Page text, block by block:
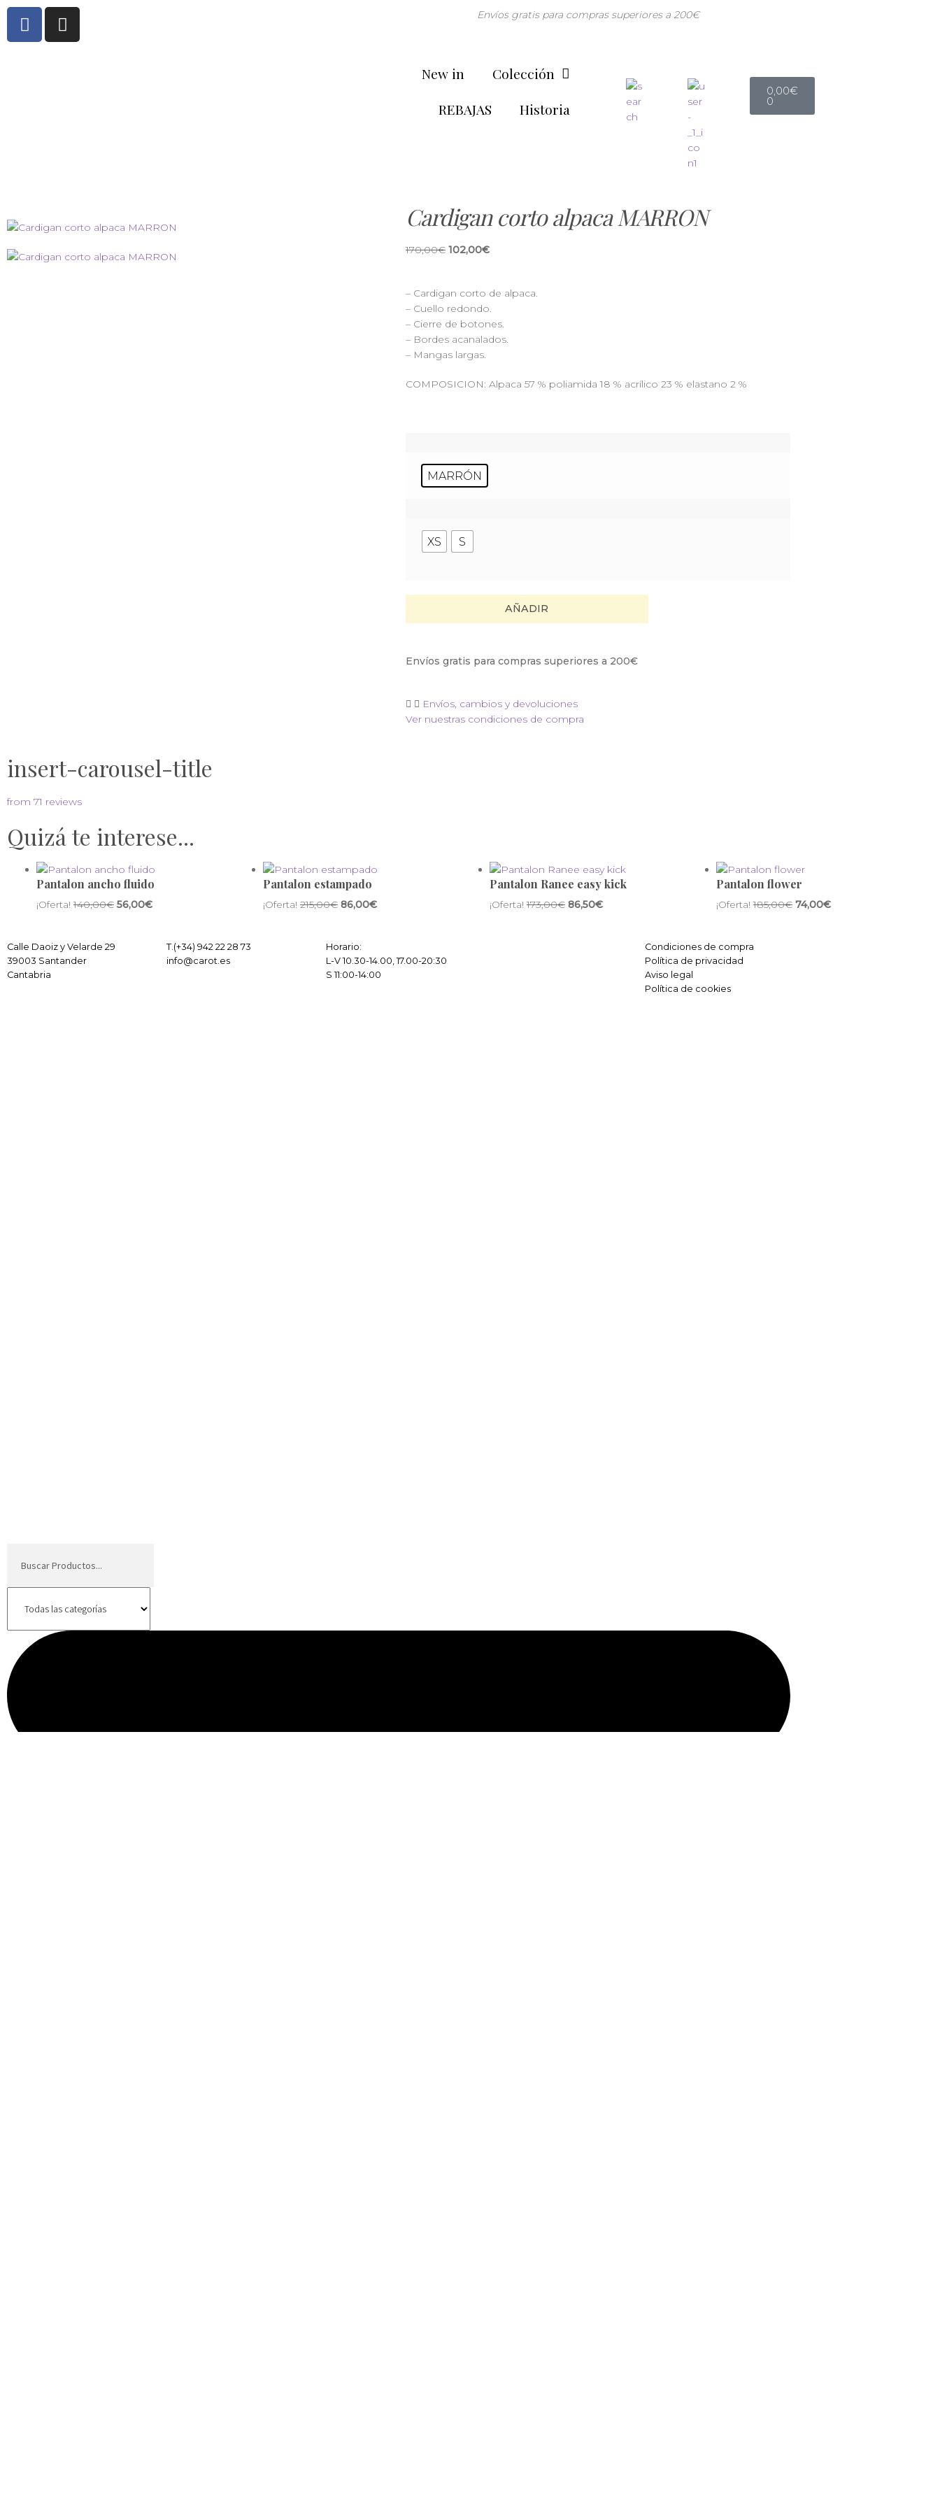
Envíos gratis para compras superiores a 200€
New in
Colección
REBAJAS
Historia
0,00€
0
Cardigan corto alpaca MARRON
170,00€ 102,00€
– Cardigan corto de alpaca.
– Cuello redondo.
– Cierre de botones.
– Bordes acanalados.
– Mangas largas.
COMPOSICION: Alpaca 57 % poliamida 18 % acrílico 23 % elastano 2 %
MARRÓN
XS S
AÑADIR
Envíos gratis para compras superiores a 200€
Envíos, cambios y devoluciones
Ver nuestras condiciones de compra
insert-carousel-title
from 71 reviews
Quizá te interese...
Pantalon ancho fluido
¡Oferta! 140,00€ 56,00€
Pantalon estampado
¡Oferta! 215,00€ 86,00€
Pantalon Ranee easy kick
¡Oferta! 173,00€ 86,50€
Pantalon flower
¡Oferta! 185,00€ 74,00€
Calle Daoiz y Velarde 29
39003 Santander
Cantabria
T.(+34) 942 22 28 73
info@carot.es
Horario:
L-V 10.30-14.00, 17.00-20:30
S 11:00-14:00
Condiciones de compra
Política de privacidad
Aviso legal
Política de cookies